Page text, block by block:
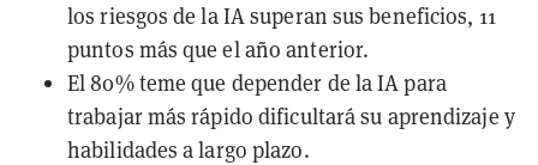
los riesgos de la IA superan sus beneficios, 11
puntos más que el año anterior.
El 80% teme que depender de la IA para
trabajar más rápido dificultará su aprendizaje y
habilidades a largo plazo.